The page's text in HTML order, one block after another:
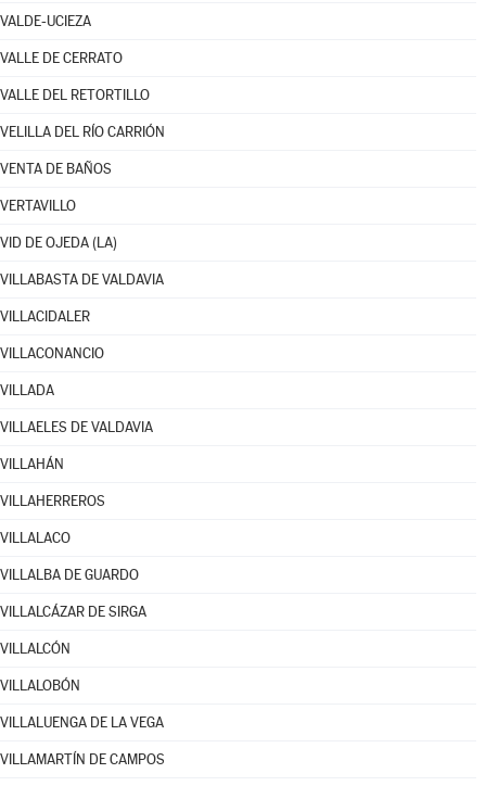
VALDE-UCIEZA
VALLE DE CERRATO
VALLE DEL RETORTILLO
VELILLA DEL RÍO CARRIÓN
VENTA DE BAÑOS
VERTAVILLO
VID DE OJEDA (LA)
VILLABASTA DE VALDAVIA
VILLACIDALER
VILLACONANCIO
VILLADA
VILLAELES DE VALDAVIA
VILLAHÁN
VILLAHERREROS
VILLALACO
VILLALBA DE GUARDO
VILLALCÁZAR DE SIRGA
VILLALCÓN
VILLALOBÓN
VILLALUENGA DE LA VEGA
VILLAMARTÍN DE CAMPOS